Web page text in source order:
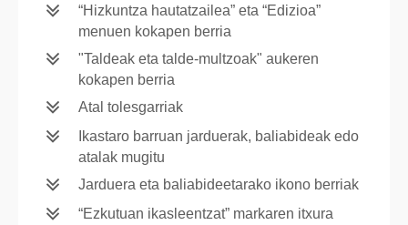
“Hizkuntza hautatzailea” eta “Edizioa”
menuen kokapen berria
"Taldeak eta talde-multzoak" aukeren
kokapen berria
Atal tolesgarriak
Ikastaro barruan jarduerak, baliabideak edo
atalak mugitu
Jarduera eta baliabideetarako ikono berriak
“Ezkutuan ikasleentzat” markaren itxura